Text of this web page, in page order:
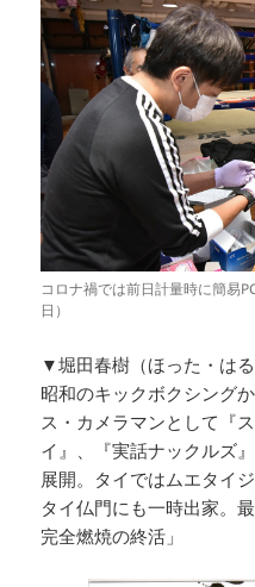
コロナ禍では前日計量時に簡易
日）
▼堀田春樹（ほった・はる
昭和のキックボクシング
ス・カメラマンとして『
イ』、『実話ナックルズ
展開。タイではムエタイ
タイ仏門にも一時出家。
完全燃焼の終活」